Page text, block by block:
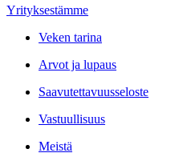
Yrityksestämme
Veken tarina
Arvot ja lupaus
Saavutettavuusseloste
Vastuullisuus
Meistä